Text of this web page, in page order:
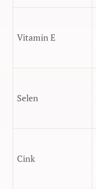
Vitamin E
Selen
Cink